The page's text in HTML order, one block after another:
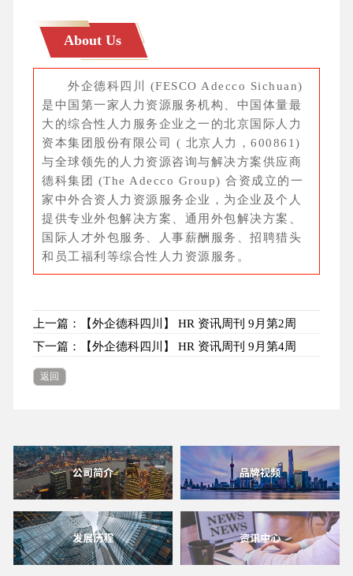
About Us
外企德科四川 (FESCO Adecco Sichuan)
是中国第一家人力资源服务机构、中国体量最
大的综合性人力服务企业之一的北京国际人力
资本集团股份有限公司 ( 北京人力，600861)
与全球领先的人力资源咨询与解决方案供应商
德科集团 (The Adecco Group) 合资成立的一
家中外合资人力资源服务企业，为企业及个人
提供专业外包解决方案、通用外包解决方案、
国际人才外包服务、人事薪酬服务、招聘猎头
和员工福利等综合性人力资源服务。
上一篇：【外企德科四川】 HR 资讯周刊 9月第2周
下一篇：【外企德科四川】 HR 资讯周刊 9月第4周
返回